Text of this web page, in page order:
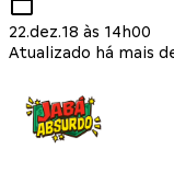
22.dez.18 às 14h00
Atualizado há mais